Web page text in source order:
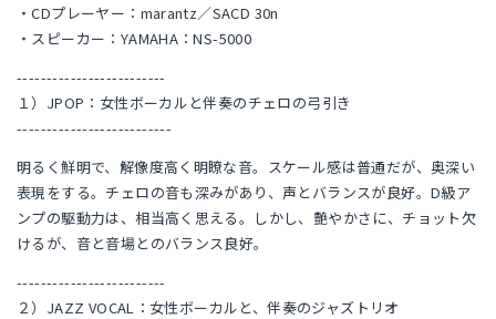
・CDプレーヤー：marantz／SACD 30n
・スピーカー：YAMAHA：NS-5000
-------------------------
１）JPOP：女性ボーカルと伴奏のチェロの弓引き
--------------------------
明るく鮮明で、解像度高く明瞭な音。スケール感は普通だが、奥深い
表現をする。チェロの音も深みがあり、声とバランスが良好。D級ア
ンプの駆動力は、相当高く思える。しかし、艶やかさに、チョット欠
けるが、音と音場とのバランス良好。
-------------------------
２）JAZZ VOCAL：女性ボーカルと、伴奏のジャズトリオ